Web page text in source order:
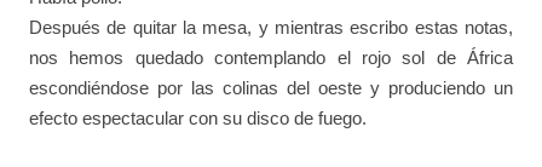
Después de quitar la mesa, y mientras escribo estas notas,
nos hemos quedado contemplando el rojo sol de África
escondiéndose por las colinas del oeste y produciendo un
efecto espectacular con su disco de fuego.